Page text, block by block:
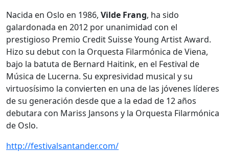
Nacida en Oslo en 1986, Vilde Frang, ha sido
galardonada en 2012 por unanimidad con el
prestigioso Premio Credit Suisse Young Artist Award.
Hizo su debut con la Orquesta Filarmónica de Viena,
bajo la batuta de Bernard Haitink, en el Festival de
Música de Lucerna. Su expresividad musical y su
virtuosísimo la convierten en una de las jóvenes líderes
de su generación desde que a la edad de 12 años
debutara con Mariss Jansons y la Orquesta Filarmónica
de Oslo.
http://festivalsantander.com/